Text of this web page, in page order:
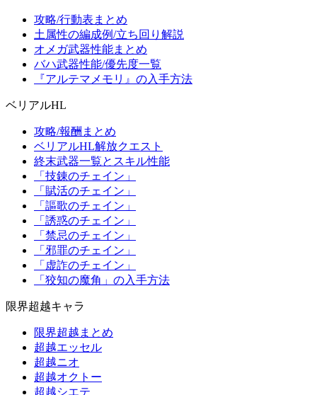
攻略/行動表まとめ
土属性の編成例/立ち回り解説
オメガ武器性能まとめ
バハ武器性能/優先度一覧
『アルテマメモリ』の入手方法
ベリアルHL
攻略/報酬まとめ
ベリアルHL解放クエスト
終末武器一覧とスキル性能
「技錬のチェイン」
「賦活のチェイン」
「謳歌のチェイン」
「誘惑のチェイン」
「禁忌のチェイン」
「邪罪のチェイン」
「虚詐のチェイン」
「狡知の魔角」の入手方法
限界超越キャラ
限界超越まとめ
超越エッセル
超越ニオ
超越オクトー
超越シエテ